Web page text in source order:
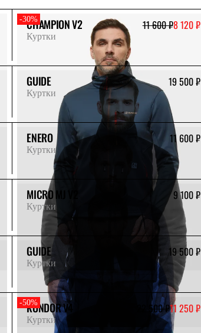
-30%
CHAMPION V2
Куртки
11 600 ₽8 120 ₽
GUIDE
Куртки
19 500 ₽
ENERO
Куртки
11 600 ₽
MICRO MJ V2
Куртки
9 100 ₽
GUIDE
Куртки
19 500 ₽
-50%
KONDOR V4
Куртки
22 500 ₽11 250 ₽